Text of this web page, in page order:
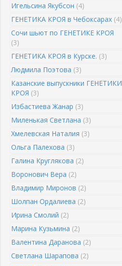
Игельсина Якубсон (4)
ГЕНЕТИКА КРОЯ в Чебоксарах (4)
Сочи шьют по ГЕНЕТИКЕ КРОЯ
(3)
ГЕНЕТИКА КРОЯ в Курске. (3)
Людмила Поэтова (3)
Казанские выпускники ГЕНЕТИКИ
КРОЯ (3)
Избастиева Жанар (3)
Миленькая Светлана (3)
Хмелевская Наталия (3)
Ольга Палехова (3)
Галина Круглякова (2)
Воронович Вера (2)
Владимир Миронов (2)
Шолпан Ордалиева (2)
Ирина Смолий (2)
Марина Кузьмина (2)
Валентина Даранова (2)
Светлана Шарапова (2)